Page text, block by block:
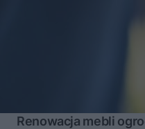
Renowacja mebli